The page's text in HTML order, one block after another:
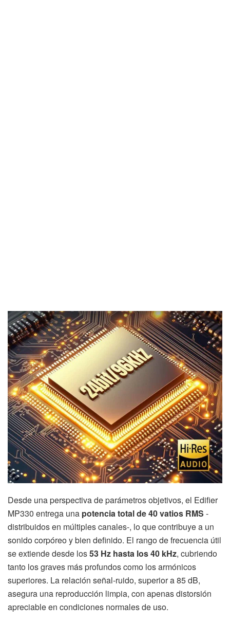
Desde una perspectiva de parámetros objetivos, el Edifier
MP330 entrega una potencia total de 40 vatios RMS -
distribuidos en múltiples canales-, lo que contribuye a un
sonido corpóreo y bien definido. El rango de frecuencia útil
se extiende desde los53 Hz hasta los 40 kHz, cubriendo
tanto los graves más profundos como los armónicos
superiores. La relación señal-ruido, superior a 85 dB,
asegura una reproducción limpia, con apenas distorsión
apreciable en condiciones normales de uso.